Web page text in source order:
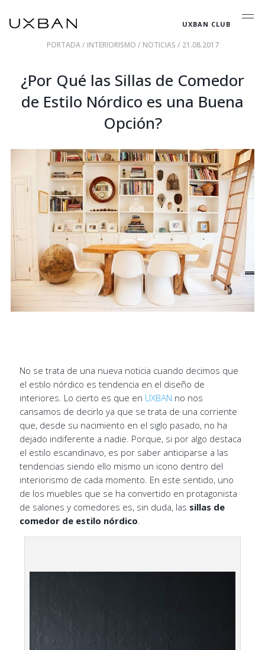
UXBAN CLUB
PORTADA/ INTERIORISMO / NOTICIAS / 21.08.2017
¿Por Qué las Sillas de Comedor
de Estilo Nórdico es una Buena
Opción?
No se trata de una nueva noticia cuando decimos que
el estilo nórdico es tendencia en el diseño de
interiores. Lo cierto es que en UXBAN no nos
cansamos de decirlo ya que se trata de una corriente
que, desde su nacimiento en el siglo pasado, no ha
dejado indiferente a nadie. Porque, si por algo destaca
el estilo escandinavo, es por saber anticiparse a las
tendencias siendo ello mismo un icono dentro del
interiorismo de cada momento. En este sentido, uno
de los muebles que se ha convertido en protagonista
de salones y comedores es, sin duda, las sillas de
comedor de estilo nórdico.